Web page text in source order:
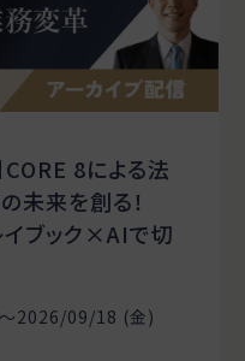
CORE 8による法
未来を創る！
ブック×AIで切
2026/09/18 (金)